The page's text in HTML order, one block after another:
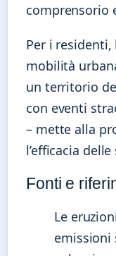
comprensorio
Per i
mobilità
un territorio
con eventi
– mette alla
l’efficacia
Fonti e
Le
emissioni